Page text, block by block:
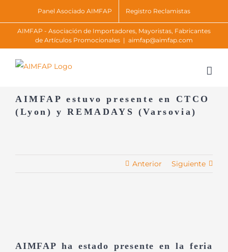
to
content
Panel Asociado AIMFAP Registro Reclamistas
AIMFAP - Asociación de Importadores, Mayoristas, Fabricantes
de Artículos Promocionales | aimfap@aimfap.com
AIMFAP estuvo presente en CTCO
(Lyon) y REMADAYS (Varsovia)
Anterior Siguiente
AIMFAP ha estado presente en la feria